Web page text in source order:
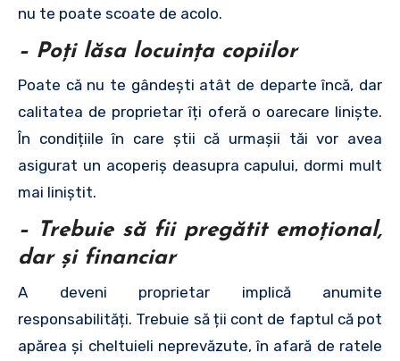
nu te poate scoate de acolo.
– Poți lăsa locuința copiilor
Poate că nu te gândești atât de departe încă, dar
calitatea de proprietar îți oferă o oarecare liniște.
În condițiile în care știi că urmașii tăi vor avea
asigurat un acoperiș deasupra capului, dormi mult
mai liniștit.
– Trebuie să fii pregătit emoțional,
dar și financiar
A deveni proprietar implică anumite
responsabilități. Trebuie să ții cont de faptul că pot
apărea și cheltuieli neprevăzute, în afară de ratele